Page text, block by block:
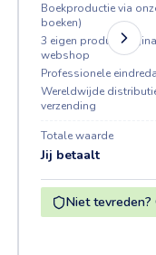
Boekproductie via
boeken)
3 eigen
webshop
Professionele
Wereldwijde
verzending
Totale waarde
Jij betaalt
Niet tevreden?